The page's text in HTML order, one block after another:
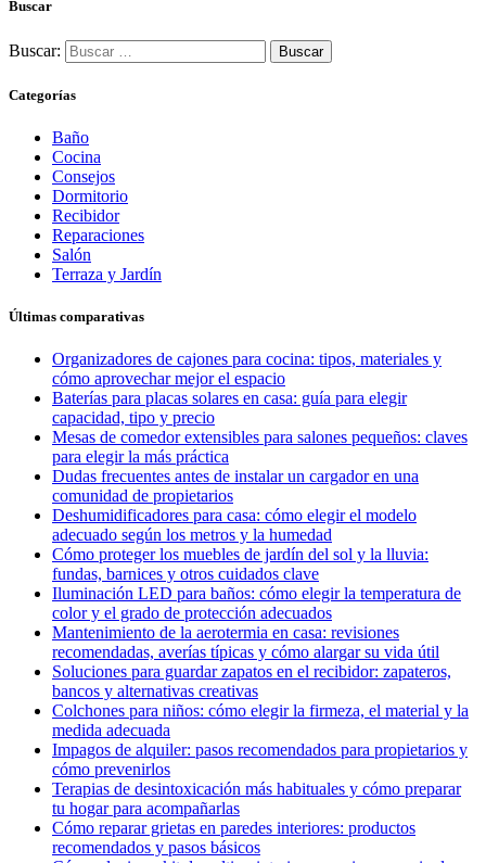
Buscar
Buscar:
Categorías
Baño
Cocina
Consejos
Dormitorio
Recibidor
Reparaciones
Salón
Terraza y Jardín
Últimas comparativas
Organizadores de cajones para cocina: tipos, materiales y
cómo aprovechar mejor el espacio
Baterías para placas solares en casa: guía para elegir
capacidad, tipo y precio
Mesas de comedor extensibles para salones pequeños: claves
para elegir la más práctica
Dudas frecuentes antes de instalar un cargador en una
comunidad de propietarios
Deshumidificadores para casa: cómo elegir el modelo
adecuado según los metros y la humedad
Cómo proteger los muebles de jardín del sol y la lluvia:
fundas, barnices y otros cuidados clave
Iluminación LED para baños: cómo elegir la temperatura de
color y el grado de protección adecuados
Mantenimiento de la aerotermia en casa: revisiones
recomendadas, averías típicas y cómo alargar su vida útil
Soluciones para guardar zapatos en el recibidor: zapateros,
bancos y alternativas creativas
Colchones para niños: cómo elegir la firmeza, el material y la
medida adecuada
Impagos de alquiler: pasos recomendados para propietarios y
cómo prevenirlos
Terapias de desintoxicación más habituales y cómo preparar
tu hogar para acompañarlas
Cómo reparar grietas en paredes interiores: productos
recomendados y pasos básicos